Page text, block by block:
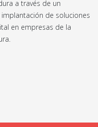
a través de un
de soluciones
en empresas de la